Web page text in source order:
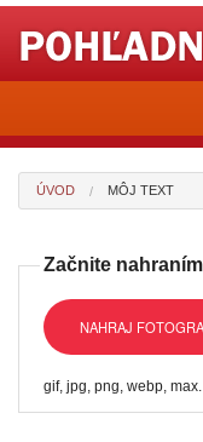
Pošli kvety
Pošli darček
ÚVOD MÔJ TEXT
Začnite
NAHRAJ
gif, jpg, png, webp,